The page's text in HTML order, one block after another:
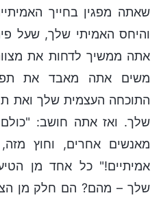
שאתה מפגין בחייך
והיחס האמיתי שלך, שעל
אתה ממשיך לדחות את
משים אתה מאבד את
התוכחה העצמית שלך ואת
שלך. ואז אתה חושב:
מאנשים אחרים, וחוץ
אמיתיים!" כל אחד מן
שלך – מהם? הם חלק מן